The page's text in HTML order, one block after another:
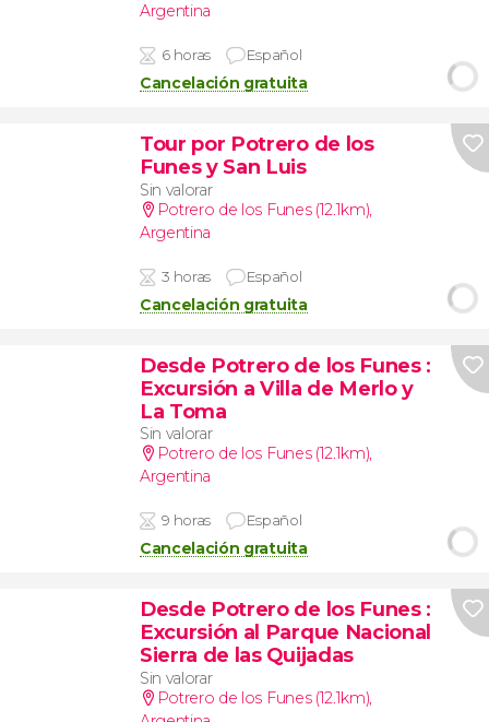
Argentina
6 horas Español
Cancelación gratuita
Tour por Potrero de los
Funes y San Luis
Sin valorar
Potrero de los Funes (12.1km),
Argentina
3 horas Español
Cancelación gratuita
Desde Potrero de los Funes :
Excursión a Villa de Merlo y
La Toma
Sin valorar
Potrero de los Funes (12.1km),
Argentina
9 horas Español
Cancelación gratuita
Desde Potrero de los Funes :
Excursión al Parque Nacional
Sierra de las Quijadas
Sin valorar
Potrero de los Funes (12.1km),